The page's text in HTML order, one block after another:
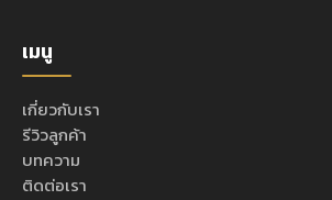
เมนู
เกี่ยวกับเรา
รีวิวลูกค้า
บทความ
ติดต่อเรา